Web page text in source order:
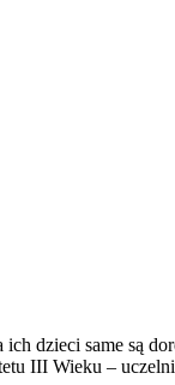
dzieci same są
III Wieku –